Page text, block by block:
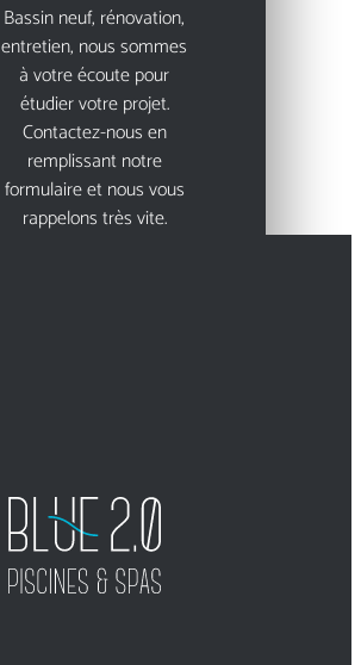
Bassin neuf, rénovation,
entretien, nous sommes
à votre écoute pour
étudier votre projet.
Contactez-nous en
remplissant notre
formulaire et nous vous
rappelons très vite.